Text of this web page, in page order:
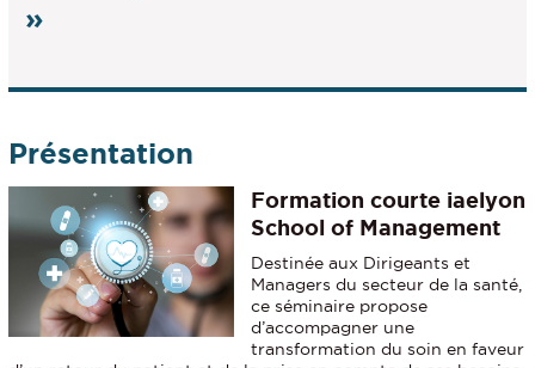
»
Présentation
Formation courte iaelyon
School of Management
Destinée aux Dirigeants et
Managers du secteur de la santé,
ce séminaire propose
d’accompagner une
transformation du soin en faveur